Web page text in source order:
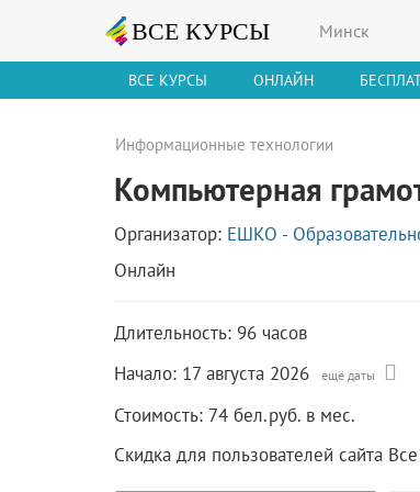
Минск
ВСЕ КУРСЫ ОНЛАЙН
Информационные технологии
Компьютерная
Организатор: ЕШКО -
Онлайн
Длительность: 96 часов
Начало: 17 августа 2026 ещё даты
Стоимость: 74 бел.руб. в мес.
Скидка для пользователей сайта